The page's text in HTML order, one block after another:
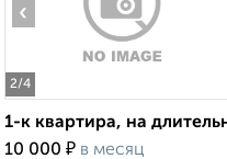
2/4
‹
1-к квартира, на
10 000 ₽ в месяц